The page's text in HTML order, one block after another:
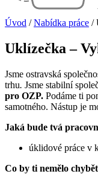
Úvod / Nabídka práce /
Uklízečka –
Jsme ostravská
trhu. Jsme stabilní
pro OZP. Podáme ti
samotného. Nástup je
Jaká bude tvá
úklidové práce v
Co by ti nemělo chybět